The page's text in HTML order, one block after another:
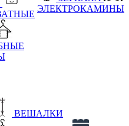
ЭЛЕКТРОКАМИНЫ
ВЕШАЛКИ